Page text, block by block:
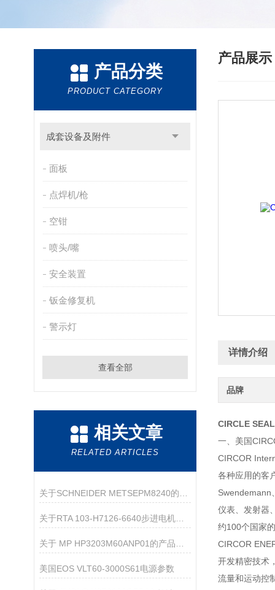
产品分类
PRODUCT CATEGORY
成套设备及附件
面板
点焊机/枪
空钳
喷头/嘴
安全装置
钣金修复机
警示灯
查看全部
相关文章
RELATED ARTICLES
关于RTA 103-H7126-6640步进电机的产品介绍
美国EOS VLT60-3000S61电源参数
产品展示
详情介绍
品牌
CIRCLE
一、美国
CIRCOR
各种应用的客
Swendemann
仪表、发射器
约100个国家
CIRCOR
开发精密技术
流量和运动控